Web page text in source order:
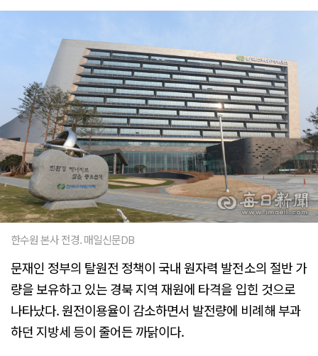
한수원 본사 전경. 매일신문DB
문재인 정부의 탈원전 정책이 국내 원자력 발전소의 절반 가
량을 보유하고 있는 경북 지역 재원에 타격을 입힌 것으로
나타났다. 원전이용율이 감소하면서 발전량에 비례해 부과
하던 지방세 등이 줄어든 까닭이다.